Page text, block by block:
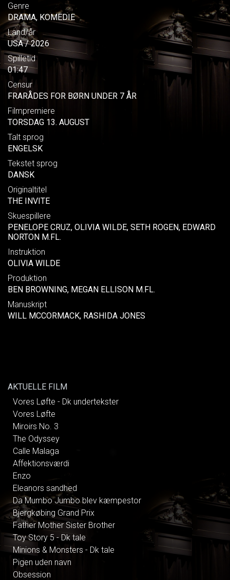
Genre
DRAMA, KOMEDIE
Land/år
USA / 2026
Spilletid
01:47
Censur
FRARÅDES FOR BØRN UNDER 7 ÅR
Filmpremiere
TORSDAG 13. AUGUST
Talt sprog
ENGELSK
Tekstet sprog
DANSK
Originaltitel
THE INVITE
Skuespillere
PENELOPE CRUZ, OLIVIA WILDE, SETH ROGEN, EDWARD
NORTON M.FL.
Instruktion
OLIVIA WILDE
Produktion
BEN BROWNING, MEGAN ELLISON M.FL.
Manuskript
WILL MCCORMACK, RASHIDA JONES
AKTUELLE FILM
Vores Løfte - Dk undertekster
Vores Løfte
Miroirs No. 3
The Odyssey
Calle Malaga
Affektionsværdi
Enzo
Eleanors sandhed
Da Mumbo Jumbo blev kæmpestor
Bjergkøbing Grand Prix
Father Mother Sister Brother
Toy Story 5 - Dk tale
Minions & Monsters - Dk tale
Pigen uden navn
Obsession